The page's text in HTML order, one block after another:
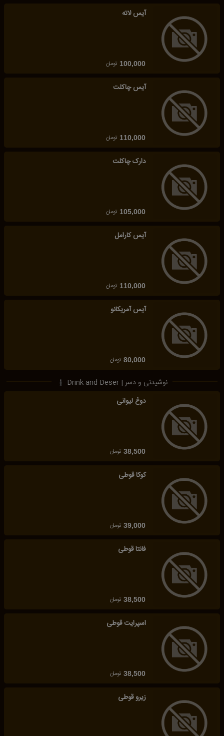
آیس لاته
100,000 تومان
آیس چاکلت
110,000 تومان
دارک چاکلت
105,000 تومان
آیس کارامل
110,000 تومان
آیس آمریکانو
80,000 تومان
نوشیدنی و دسر | Drink and Deser
دوغ لیوانی
38,500 تومان
کوکا قوطی
39,000 تومان
فانتا قوطی
38,500 تومان
اسپرایت قوطی
38,500 تومان
زیرو قوطی